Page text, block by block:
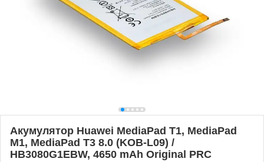
Акумулятор Huawei MediaPad T1, MediaPad
M1, MediaPad T3 8.0 (KOB-L09) /
HB3080G1EBW, 4650 mAh Original PRC